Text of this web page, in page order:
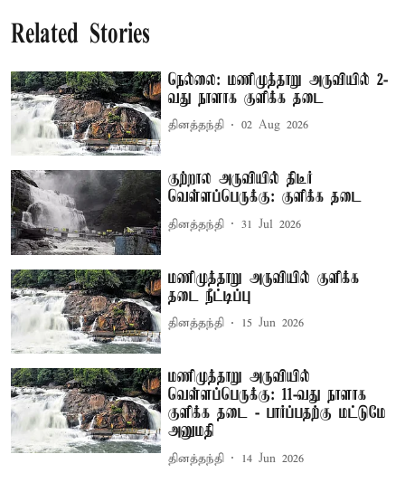
Related Stories
நெல்லை: மணிமுத்தாறு அருவியில் 2-
வது நாளாக குளிக்க தடை
தினத்தந்தி 02 Aug 2026
குற்றால அருவியில் திடீர்
வெள்ளப்பெருக்கு: குளிக்க தடை
தினத்தந்தி 31 Jul 2026
மணிமுத்தாறு அருவியில் குளிக்க
தடை நீட்டிப்பு
தினத்தந்தி 15 Jun 2026
மணிமுத்தாறு அருவியில்
வெள்ளப்பெருக்கு: 11-வது நாளாக
குளிக்க தடை - பார்ப்பதற்கு மட்டுமே
அனுமதி
தினத்தந்தி 14 Jun 2026